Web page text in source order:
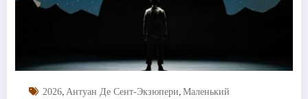
2026, Антуан Де Сент-Экзюпери, Маленький